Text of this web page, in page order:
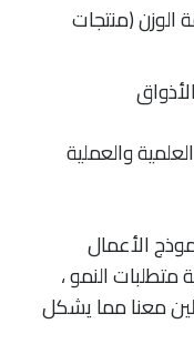
الوزن (منتجات
والعملية
الأعمال
متطلبات النمو ،
معنا مما يشكل